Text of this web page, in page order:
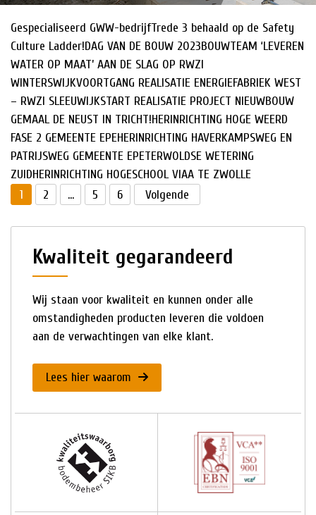
HISTORIE
NIEUWS
⁣Gespecialiseerd GWW-bedrijfTrede 3 behaald op de Safety
Culture Ladder!DAG VAN DE BOUW 2023BOUWTEAM ‘LEVEREN
WATER OP MAAT’ AAN DE SLAG OP RWZI
WINTERSWIJKVOORTGANG REALISATIE ENERGIEFABRIEK WEST
– RWZI SLEEUWIJKSTART REALISATIE PROJECT NIEUWBOUW
GEMAAL DE NEUST IN TRICHT!HERINRICHTING HOGE WEERD
FASE 2 GEMEENTE EPEHERINRICHTING HAVERKAMPSWEG EN
PATRIJSWEG GEMEENTE EPETERWOLDSE WETERING
ZUIDHERINRICHTING HOGESCHOOL VIAA TE ZWOLLE
1
2 … 5 6 Volgende
Kwaliteit gegarandeerd
Wij staan voor kwaliteit en kunnen onder alle
omstandigheden producten leveren die voldoen
aan de verwachtingen van elke klant.
Lees hier waarom